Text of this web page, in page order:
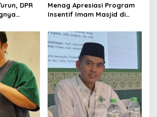
DPR
Menag Apresiasi Program
Insentif Imam Masjid di
Model Nasional